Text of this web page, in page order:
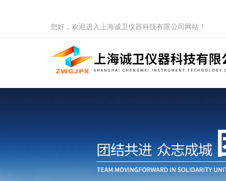
您好，欢迎进入上海诚卫仪器科技有限公司网站！